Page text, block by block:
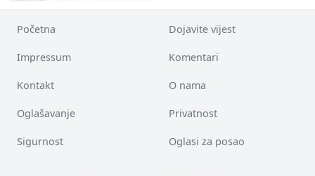
Početna Dojavite vijest
Impressum Komentari
Kontakt O nama
Oglašavanje Privatnost
Sigurnost Oglasi za posao